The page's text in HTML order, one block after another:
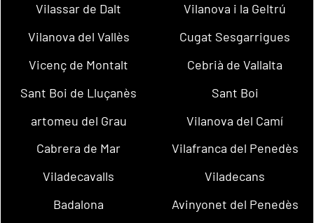
Vilassar de Dalt
Vilanova i la Geltrú
Vilanova del Vallès
Cugat Sesgarrigues
Vicenç de Montalt
Cebrià de Vallalta
Sant Boi de Lluçanès
Sant Boi
artomeu del Grau
Vilanova del Camí
Cabrera de Mar
Vilafranca del Penedès
Viladecavalls
Viladecans
Badalona
Avinyonet del Penedès